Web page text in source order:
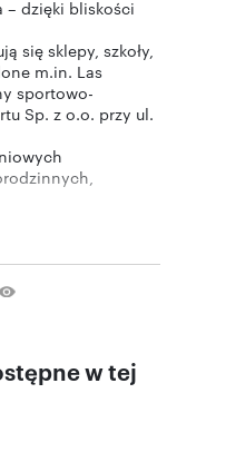
– dzięki bliskości
się sklepy, szkoły,
m.in. Las
sportowo-
Sp. z o.o. przy ul.
w tej